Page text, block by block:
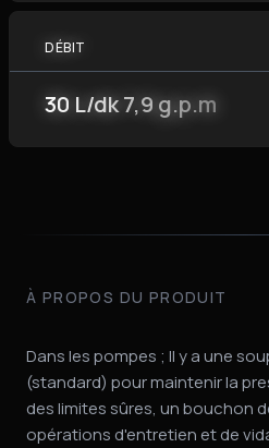
DÉBIT
30 L/dk 7,9 g.p.m
À PROPOS DU PRODUIT
Dans les pompes ; Il y a une
(standard) pour maintenir la
des limites sûres, un bouchon
opérations d'entretien et de